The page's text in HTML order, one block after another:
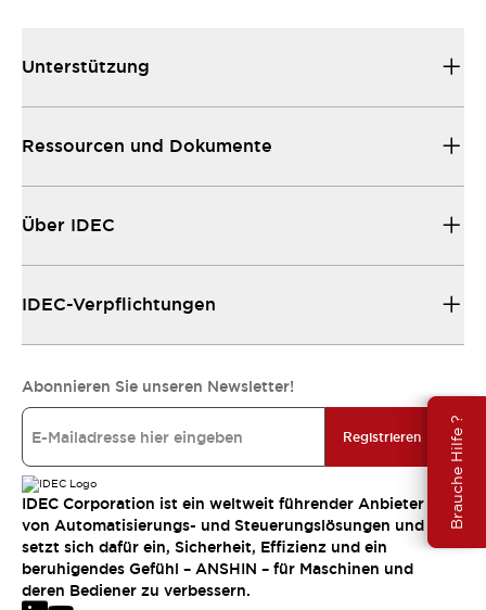
Brauche Hilfe ?
Unterstützung
Ressourcen und Dokumente
Über IDEC
IDEC-Verpflichtungen
Abonnieren Sie unseren Newsletter!
Registrieren
IDEC Corporation ist ein weltweit führender Anbieter
von Automatisierungs- und Steuerungslösungen und
setzt sich dafür ein, Sicherheit, Effizienz und ein
beruhigendes Gefühl – ANSHIN – für Maschinen und
deren Bediener zu verbessern.